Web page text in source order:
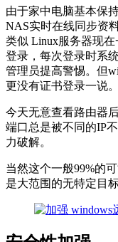
由于家中电脑基本保
NAS实时在线同步资料
类似 Linux服务器现
登录，每次登录时系
管理员提高警惕。但
更没有证书登录一说。
今天无意查看路由器
端口总是被不同的IP
力破解。
当然这个一般99%的
是大范围的无特定目